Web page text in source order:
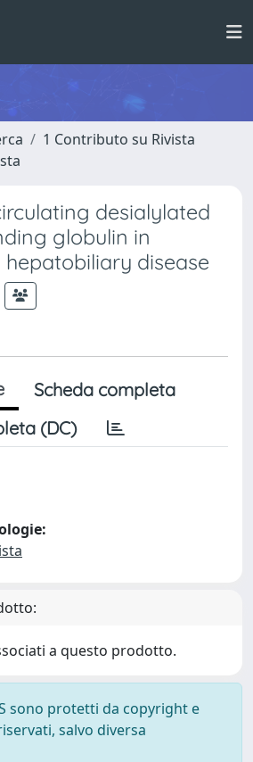
1 Contributo su Rivista
desialylated
globulin in
disease
Scheda completa
(DC)
a questo prodotto.
sono protetti da copyright e
salvo diversa